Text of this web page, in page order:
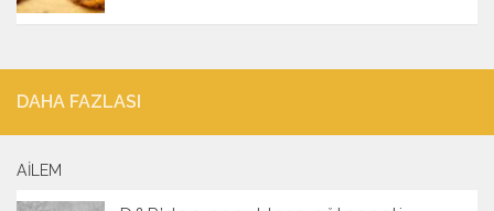
DAHA FAZLASI
AILEM